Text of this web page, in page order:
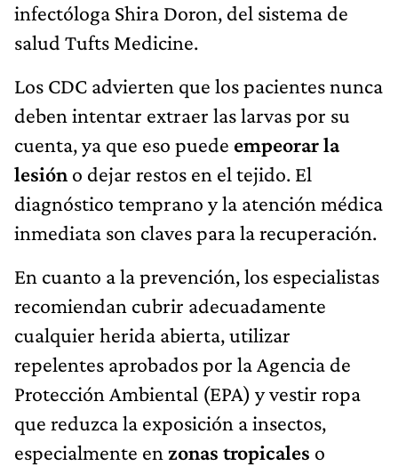
infectóloga Shira Doron, del sistema de
salud Tufts Medicine.
Los CDC advierten que los pacientes nunca
deben intentar extraer las larvas por su
cuenta, ya que eso puede empeorar la
lesión o dejar restos en el tejido. El
diagnóstico temprano y la atención médica
inmediata son claves para la recuperación.
En cuanto a la prevención, los especialistas
recomiendan cubrir adecuadamente
cualquier herida abierta, utilizar
repelentes aprobados por la Agencia de
Protección Ambiental (EPA) y vestir ropa
que reduzca la exposición a insectos,
especialmente en zonas tropicales o